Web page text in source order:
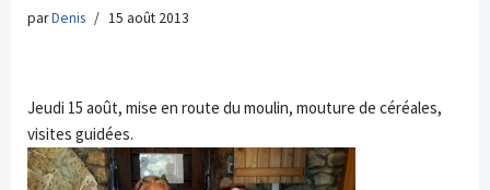
parDenis 15 août 2013
Jeudi 15 août, mise en route du moulin, mouture de céréales,
visites guidées.